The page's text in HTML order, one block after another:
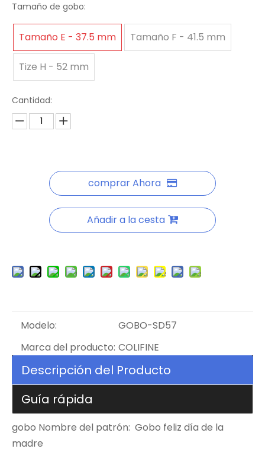
Tamaño de gobo:
Tamaño E - 37.5 mm Tamaño F - 41.5 mm
Tize H - 52 mm
Cantidad:
comprar Ahora
Añadir a la cesta
Modelo:
GOBO-SD57
Marca del producto: COLIFINE
Descripción del Producto
Guía rápida
gobo Nombre del patrón: Gobo feliz día de la
madre